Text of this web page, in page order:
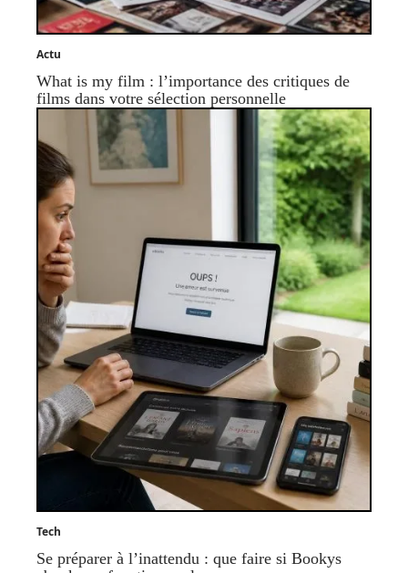
Actu
What is my film : l’importance des critiques de
films dans votre sélection personnelle
Tech
Se préparer à l’inattendu : que faire si Bookys